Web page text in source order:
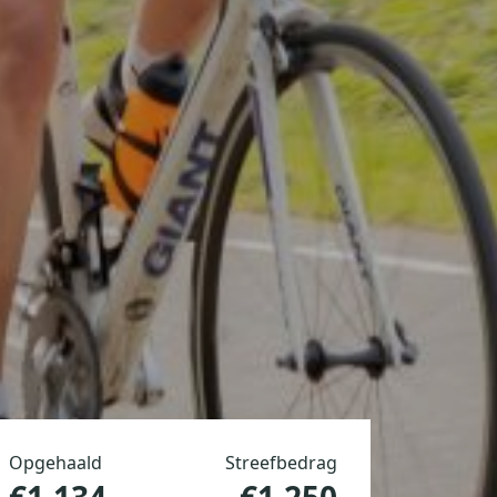
Opgehaald Streefbedrag